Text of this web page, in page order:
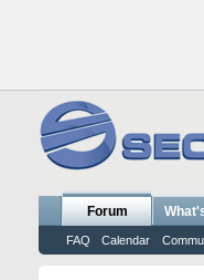
Forum
FAQ Calendar